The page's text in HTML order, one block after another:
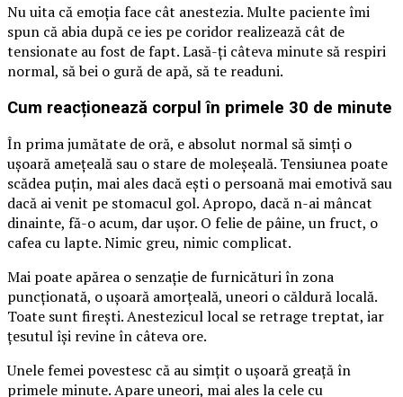
Nu uita că emoția face cât anestezia. Multe paciente îmi
spun că abia după ce ies pe coridor realizează cât de
tensionate au fost de fapt. Lasă-ți câteva minute să respiri
normal, să bei o gură de apă, să te readuni.
Cum reacționează corpul în primele 30 de minute
În prima jumătate de oră, e absolut normal să simți o
ușoară amețeală sau o stare de moleșeală. Tensiunea poate
scădea puțin, mai ales dacă ești o persoană mai emotivă sau
dacă ai venit pe stomacul gol. Apropo, dacă n-ai mâncat
dinainte, fă-o acum, dar ușor. O felie de pâine, un fruct, o
cafea cu lapte. Nimic greu, nimic complicat.
Mai poate apărea o senzație de furnicături în zona
puncționată, o ușoară amorțeală, uneori o căldură locală.
Toate sunt firești. Anestezicul local se retrage treptat, iar
țesutul își revine în câteva ore.
Unele femei povestesc că au simțit o ușoară greață în
primele minute. Apare uneori, mai ales la cele cu